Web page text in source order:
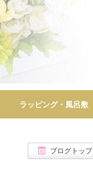
ブログトップ
ラッピング・風呂敷